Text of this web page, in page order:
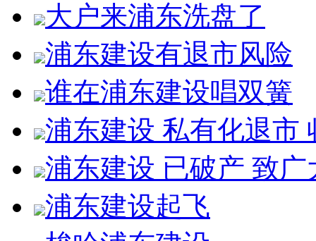
大户来浦东洗盘了
浦东建设有退市风险
谁在浦东建设唱双簧
浦东建设 私有化退市
浦东建设 已破产 致广
浦东建设起飞